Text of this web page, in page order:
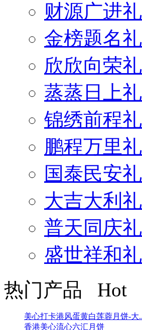
财源广进
金榜题名
欣欣向荣
蒸蒸日上
锦绣前程
鹏程万里
国泰民安
大吉大利
普天同庆
盛世祥和
热门产品 Hot
美心打卡港风蛋黄白莲蓉月饼-大
香港美心流心六汇月饼